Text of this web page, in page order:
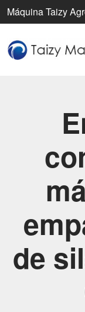
Máquina Taizy
de